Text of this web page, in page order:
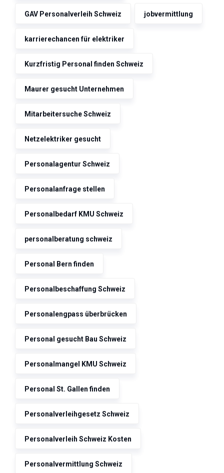
GAV Personalverleih Schweiz jobvermittlung
karrierechancen für elektriker
Kurzfristig Personal finden Schweiz
Maurer gesucht Unternehmen
Mitarbeitersuche Schweiz
Netzelektriker gesucht
Personalagentur Schweiz
Personalanfrage stellen
Personalbedarf KMU Schweiz
personalberatung schweiz
Personal Bern finden
Personalbeschaffung Schweiz
Personalengpass überbrücken
Personal gesucht Bau Schweiz
Personalmangel KMU Schweiz
Personal St. Gallen finden
Personalverleihgesetz Schweiz
Personalverleih Schweiz Kosten
Personalvermittlung Schweiz